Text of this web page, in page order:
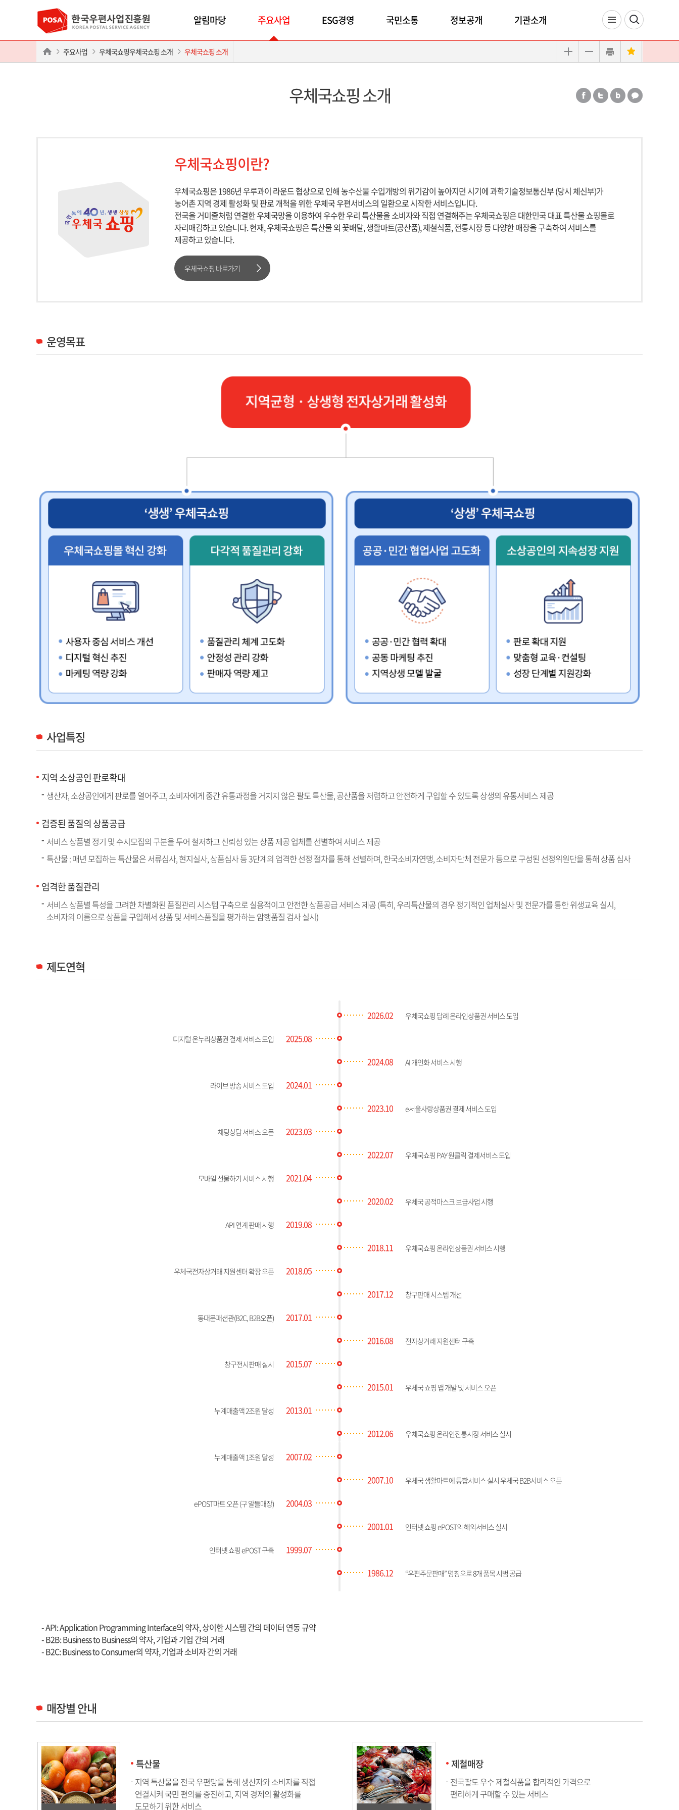
알림마당 주요사업 ESG경영 국민소통 정보공개 기관소개
주요사업 우체국쇼핑우체국쇼핑 소개 우체국쇼핑 소개
우체국쇼핑 소개
우체국쇼핑이란?
우체국쇼핑은 1986년 우루과이 라운드 협상으로 인해 농수산물 수입개방의 위기감이 높아지던 시기에 과학기술정보통신부 (당시 체신부)가
농어촌 지역 경제 활성화 및 판로 개척을 위한 우체국 우편서비스의 일환으로 시작한 서비스입니다.
전국을 거미줄처럼 연결한 우체국망을 이용하여 우수한 우리 특산물을 소비자와 직접 연결해주는 우체국쇼핑은 대한민국 대표 특산물 쇼핑몰로
자리매김하고 있습니다. 현재, 우체국쇼핑은 특산물 외 꽃배달, 생활마트(공산품), 제철식품, 전통시장 등 다양한 매장을 구축하여 서비스를
제공하고 있습니다.
우체국쇼핑 바로가기
운영목표
사업특징
지역 소상공인 판로확대
생산자, 소상공인에게 판로를 열어주고, 소비자에게 중간 유통과정을 거치지 않은 팔도 특산물, 공산품을 저렴하고 안전하게 구입할 수 있도록 상생의 유통서비스 제공
검증된 품질의 상품공급
서비스 상품별 정기 및 수시모집의 구분을 두어 철저하고 신뢰성 있는 상품 제공 업체를 선별하여 서비스 제공
특산물 : 매년 모집하는 특산물은 서류심사, 현지실사, 상품심사 등 3단계의 엄격한 선정 절차를 통해 선별하며, 한국소비자연맹, 소비자단체 전문가 등으로 구성된 선정위원단을 통해 상품 심사
엄격한 품질관리
서비스 상품별 특성을 고려한 차별화된 품질관리 시스템 구축으로 실용적이고 안전한 상품공급 서비스 제공 (특히, 우리특산물의 경우 정기적인 업체실사 및 전문가를 통한 위생교육 실시,
소비자의 이름으로 상품을 구입해서 상품 및 서비스품질을 평가하는 암행품질 검사 실시)
제도연혁
2026.02 우체국쇼핑 답례 온라인상품권 서비스 도입
2025.08
디지털 온누리상품권 결제 서비스 도입
2024.08 AI 개인화 서비스 시행
2024.01
라이브 방송 서비스 도입
2023.10 e서울사랑상품권 결제 서비스 도입
2023.03
채팅상담 서비스 오픈
2022.07 우체국쇼핑 PAY 원클릭 결제서비스 도입
2021.04
모바일 선물하기 서비스 시행
2020.02 우체국 공적마스크 보급사업 시행
2019.08
API 연계 판매 시행
2018.11 우체국쇼핑 온라인상품권 서비스 시행
2018.05
우체국전자상거래 지원센터 확장 오픈
2017.12 창구판매 시스템 개선
2017.01
동대문패션관(B2C, B2B오픈)
2016.08 전자상거래 지원센터 구축
2015.07
창구전시판매 실시
2015.01 우체국 쇼핑 앱 개발 및 서비스 오픈
2013.01
누계매출액 2조원 달성
2012.06 우체국쇼핑 온라인전통시장 서비스 실시
2007.02
누계매출액 1조원 달성
2007.10 우체국 생활마트에 통합서비스 실시 우체국 B2B서비스 오픈
2004.03
ePOST마트 오픈 (구 알뜰매장)
2001.01 인터넷 쇼핑 ePOST의 해외서비스 실시
1999.07
인터넷 쇼핑 ePOST 구축
1986.12 “우편주문판매” 명칭으로 8개 품목 시범 공급
- API: Application Programming Interface의 약자, 상이한 시스템 간의 데이터 연동 규약
- B2B: Business to Business의 약자, 기업과 기업 간의 거래
- B2C: Business to Consumer의 약자, 기업과 소비자 간의 거래
매장별 안내
특산물
지역 특산물을 전국 우편망을 통해 생산자와 소비자를 직접
연결시켜 국민 편의를 증진하고, 지역 경제의 활성화를
도모하기 위한 서비스
제철매장
전국팔도 우수 제철식품을 합리적인 가격으로
편리하게 구매할 수 있는 서비스